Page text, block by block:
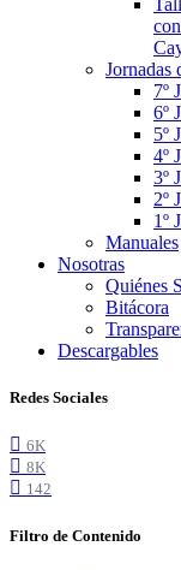
Jornadas
7º
6º
5º
4º
3º
2º
1º
Manuales
Nosotras
Quiénes
Bitácora
Descargables
Redes Sociales
6K
8K
142
Filtro de Contenido